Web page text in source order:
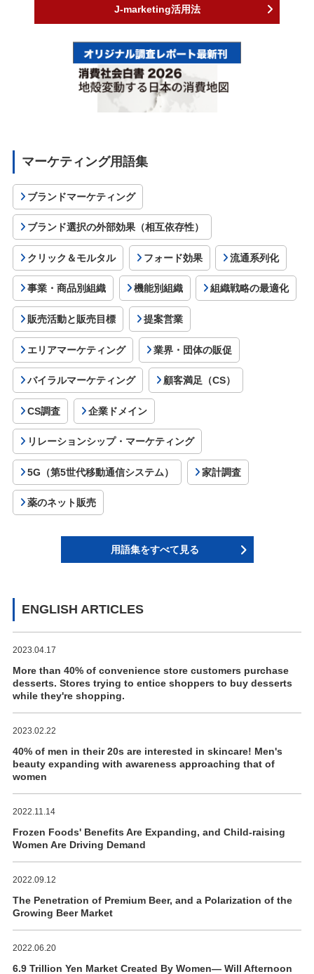
J-marketing活用法
マーケティング用語集
ブランドマーケティング
ブランド選択の外部効果（相互依存性）
クリック＆モルタル フォード効果 流通系列化
事業・商品別組織 機能別組織 組織戦略の最適化
販売活動と販売目標 提案営業
エリアマーケティング 業界・団体の販促
バイラルマーケティング 顧客満足（CS）
CS調査 企業ドメイン
リレーションシップ・マーケティング
5G（第5世代移動通信システム） 家計調査
薬のネット販売
用語集をすべて見る
ENGLISH ARTICLES
2023.04.17
More than 40% of convenience store customers purchase
desserts. Stores trying to entice shoppers to buy desserts
while they're shopping.
2023.02.22
40% of men in their 20s are interested in skincare! Men's
beauty expanding with awareness approaching that of
women
2022.11.14
Frozen Foods' Benefits Are Expanding, and Child-raising
Women Are Driving Demand
2022.09.12
The Penetration of Premium Beer, and a Polarization of the
Growing Beer Market
2022.06.20
6.9 Trillion Yen Market Created By Women― Will Afternoon